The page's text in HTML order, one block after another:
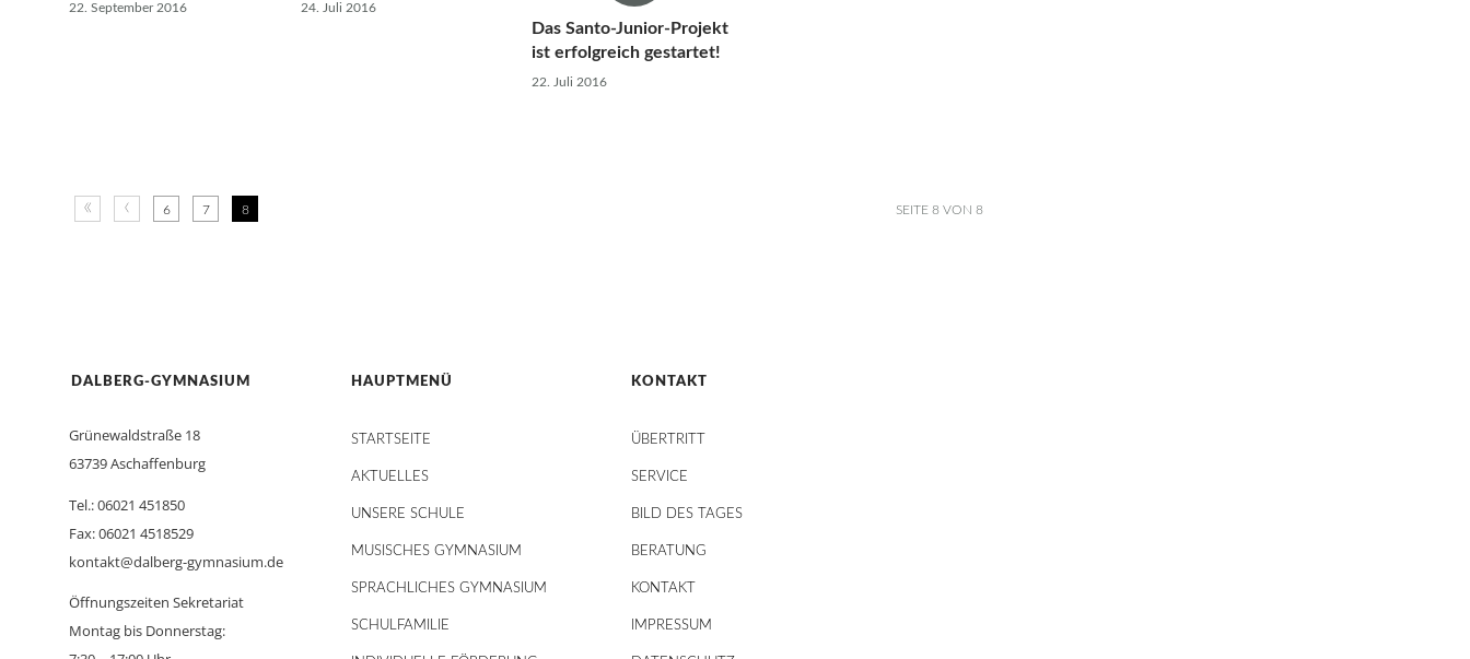
22. September 2016 24. Juli 2016
Das Santo-Junior-Projekt
ist erfolgreich gestartet!
22. Juli 2016
SEITE 8 VON 8
« ‹ 6 7 8
DALBERG-GYMNASIUM
Grünewaldstraße 18
63739 Aschaffenburg
Tel.: 06021 451850
Fax: 06021 4518529
kontakt@dalberg-gymnasium.de
Öffnungszeiten Sekretariat
Montag bis Donnerstag:
HAUPTMENÜ
STARTSEITE
AKTUELLES
UNSERE SCHULE
MUSISCHES GYMNASIUM
SPRACHLICHES GYMNASIUM
SCHULFAMILIE
KONTAKT
ÜBERTRITT
SERVICE
BILD DES TAGES
BERATUNG
KONTAKT
IMPRESSUM